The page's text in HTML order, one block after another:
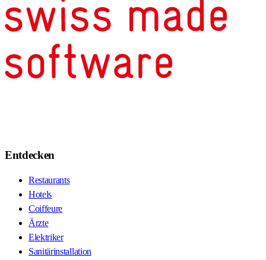
Entdecken
Restaurants
Hotels
Coiffeure
Ärzte
Elektriker
Sanitärinstallation